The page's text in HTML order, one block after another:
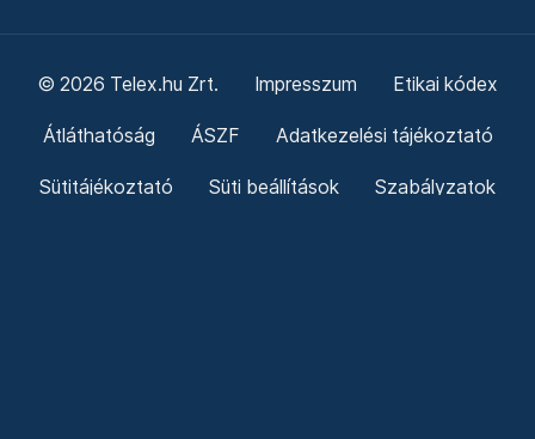
© 2026 Telex.hu Zrt. Impresszum Etikai kódex
Átláthatóság ÁSZF Adatkezelési tájékoztató
Sütitájékoztató Süti beállítások Szabályzatok